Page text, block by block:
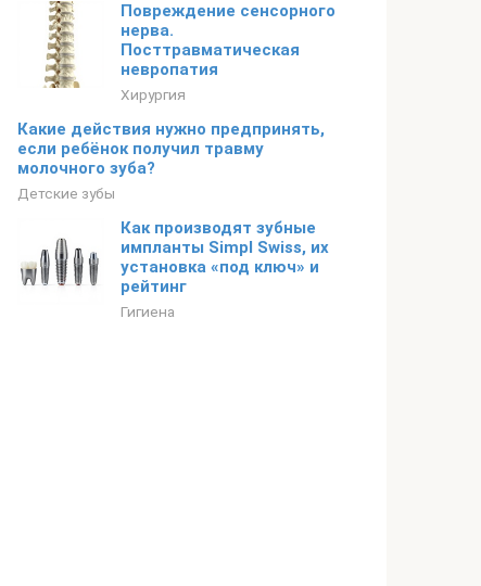
Повреждение сенсорного
нерва.
Посттравматическая
невропатия
Хирургия
Какие действия нужно предпринять,
если ребёнок получил травму
молочного зуба?
Детские зубы
Как производят зубные
импланты Simpl Swiss, их
установка «под ключ» и
рейтинг
Гигиена